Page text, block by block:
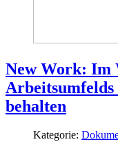
New Work: Im
behalten
Kategorie: